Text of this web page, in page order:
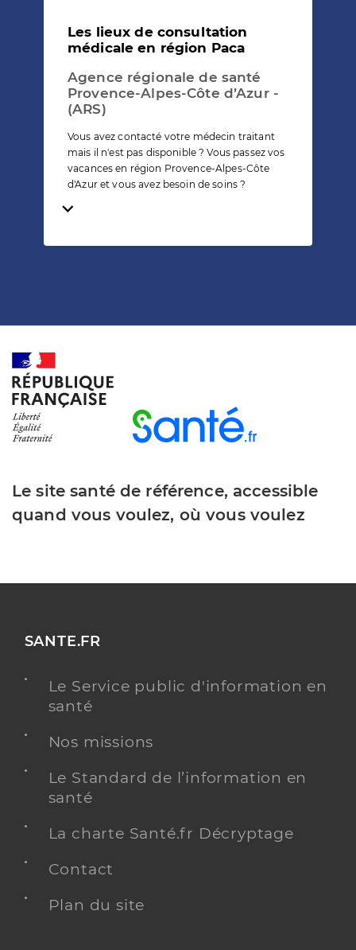
Les lieux de consultation
médicale en région Paca
Agence régionale de santé
Provence-Alpes-Côte d’Azur -
(ARS)
Vous avez contacté votre médecin traitant
mais il n'est pas disponible ? Vous passez vos
vacances en région Provence-Alpes-Côte
d'Azur et vous avez besoin de soins ?
Temps de lecture
Le site santé de référence, accessible
quand vous voulez, où vous voulez
SANTE.FR
Le Service public d'information en
santé
Nos missions
Le Standard de l’information en
santé
La charte Santé.fr Décryptage
Contact
Plan du site